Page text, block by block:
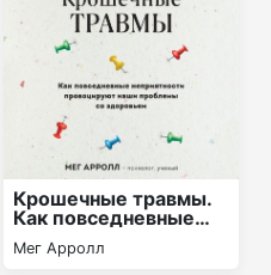
Крошечные травмы.
Как повседневные
неприятности
провоцируют наши
Мег Арролл